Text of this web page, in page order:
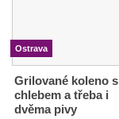
Ostrava
Grilované koleno s
chlebem a třeba i
dvěma pivy